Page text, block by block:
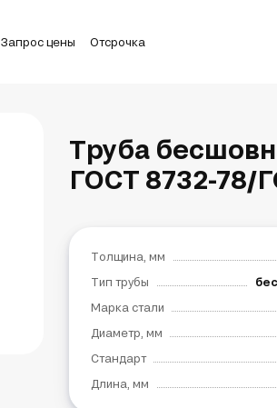
Запрос цены Отсрочка
Труба
ГОСТ 8732-78/
Толщина, мм
Тип трубы
Марка стали
Диаметр, мм
Стандарт
Длина, мм